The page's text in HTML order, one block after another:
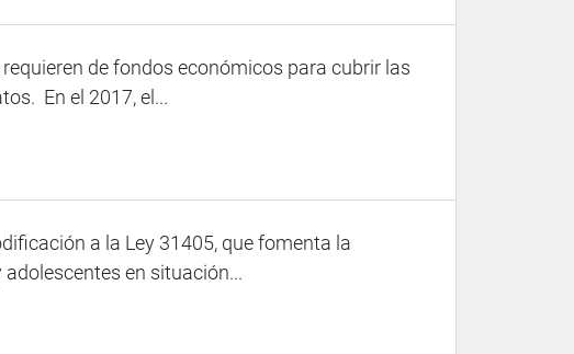
de fondos económicos para cubrir las
En el 2017, el...
a la Ley 31405, que fomenta la
en situación...